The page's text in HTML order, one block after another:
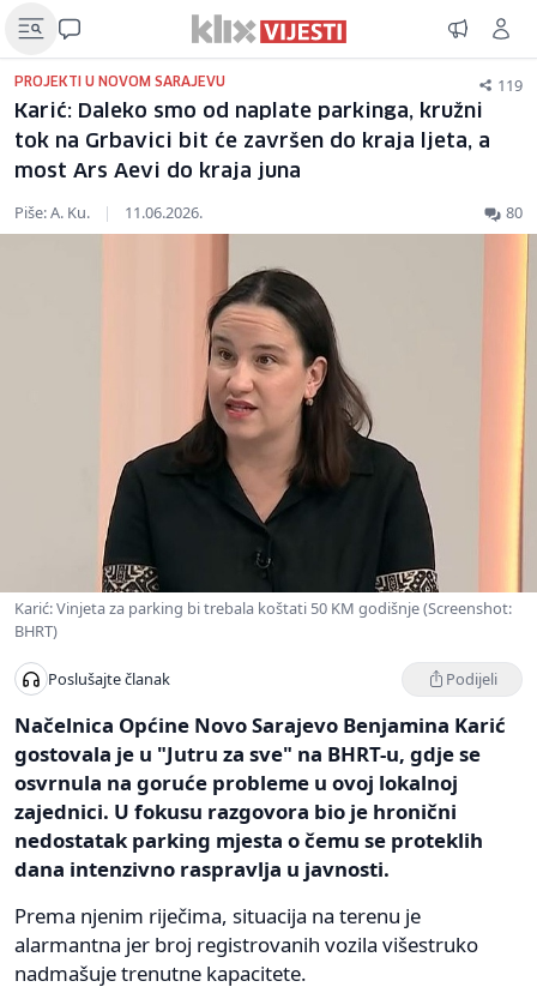
PROJEKTI U NOVOM SARAJEVU 119
Karić: Daleko smo od naplate parkinga, kružni
tok na Grbavici bit će završen do kraja ljeta, a
most Ars Aevi do kraja juna
Piše: A. Ku. | 11.06.2026. 80
Karić: Vinjeta za parking bi trebala koštati 50 KM godišnje (Screenshot:
BHRT)
Poslušajte članak Podijeli
Načelnica Općine Novo Sarajevo Benjamina Karić
gostovala je u "Jutru za sve" na BHRT-u, gdje se
osvrnula na goruće probleme u ovoj lokalnoj
zajednici. U fokusu razgovora bio je hronični
nedostatak parking mjesta o čemu se proteklih
dana intenzivno raspravlja u javnosti.
Prema njenim riječima, situacija na terenu je
alarmantna jer broj registrovanih vozila višestruko
nadmašuje trenutne kapacitete.